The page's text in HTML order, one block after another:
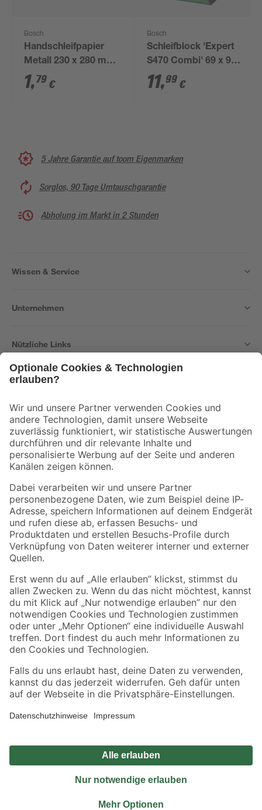
Bosch
Handschleifpapier
Metall 230 x 280 mm
K180
1,79 €
Bosch
Schleifblock 'Expert
S470 Combi' 69 x 97 x
26 mm 3-teilig
11,99 €
5 Jahre Garantie auf toom Eigenmarken
Sorglos, 90 Tage Umtauschgarantie
Abholung im Markt in 2 Stunden
Wissen & Service
Unternehmen
Nützliche Links
Der toom Newsletter: Keine Angebote und Aktionen mehr verpassen!
Zur Newsletter Anmeldung
Folge uns
Zahlungsarten Versandarten
Sicher einkaufen
Jetzt die toom-App herunterladen
Alle Preisangaben in EUR inkl. gesetzl. MwSt.. Die dargestellten Angebote sind unter
Umständen nicht in allen Märkten verfügbar. Die angegebenen Verfügbarkeiten beziehen
Produkte nur solange der Vorrat reicht.
*Paketversand ab 59 € versandkostenfrei, gilt nicht für Artikel mit Speditionsversand, hier
Privatsphäre Impressum
Nutzungsbedingungen
Widerrufsrecht
Vertrag widerrufen
© 2026 toom Baumarkt GmbH